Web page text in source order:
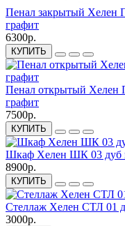
Пенал закрытый Хелен
графит
6300р.
КУПИТЬ
Пенал открытый Хелен
графит
7500р.
КУПИТЬ
Шкаф Хелен ШК 03 дуб
8900р.
КУПИТЬ
Стеллаж Хелен СТЛ 01
3000р.